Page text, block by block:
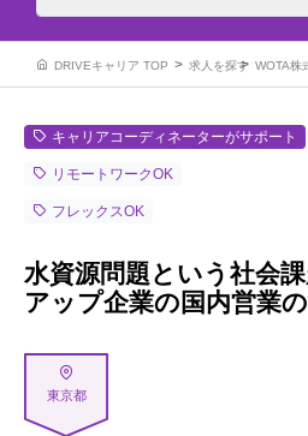
DRIVEキャリア TOP 求人を探す WOTA株
キャリアコーディネーターがサポート
リモートワークOK
フレックスOK
水資源問題という社会
アップ企業の国内営業
東京都